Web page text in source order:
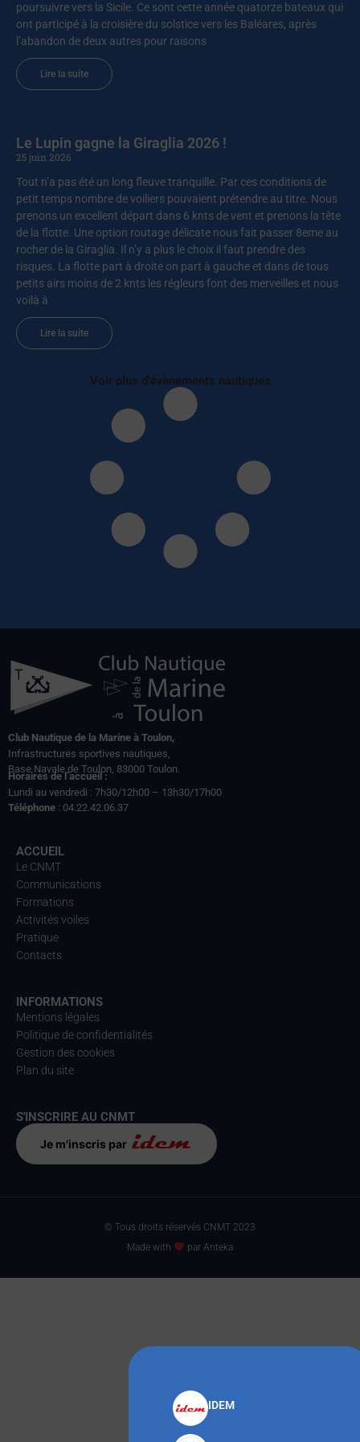
poursuivre vers la Sicile. Ce sont cette année quatorze bateaux qui
ont participé à la croisière du solstice vers les Baléares, après
l’abandon de deux autres pour raisons
Lire la suite
Le Lupin gagne la Giraglia 2026 !
25 juin 2026
Tout n’a pas été un long fleuve tranquille. Par ces conditions de
petit temps nombre de voiliers pouvaient prétendre au titre. Nous
prenons un excellent départ dans 6 knts de vent et prenons la tête
de la flotte. Une option routage délicate nous fait passer 8eme au
rocher de la Giraglia. Il n’y a plus le choix il faut prendre des
risques. La flotte part à droite on part à gauche et dans de tous
petits airs moins de 2 knts les régleurs font des merveilles et nous
voilà à
Lire la suite
Voir plus d'évènements nautiques
IDEM
Club Nautique de la Marine à Toulon,
Infrastructures sportives nautiques,
Base Navale de Toulon, 83000 Toulon.
Horaires de l’accueil :
Lundi au vendredi : 7h30/12h00 – 13h30/17h00
Téléphone : 04.22.42.06.37
ACCUEIL
Le CNMT
Communications
Formations
Activités voiles
Pratique
Contacts
INFORMATIONS
Mentions légales
Politique de confidentialités
Gestion des cookies
Plan du site
S'INSCRIRE AU CNMT
Je m'inscris par
© Tous droits réservés CNMT 2023
Made with
par Anteka